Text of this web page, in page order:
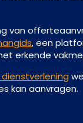
van
, een
erkende
kan aanvragen.